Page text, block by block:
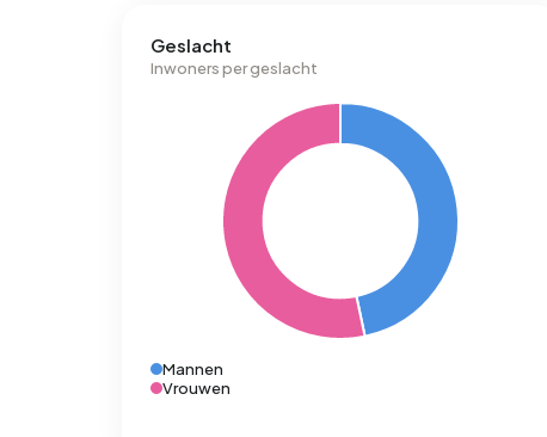
Geslacht
Inwoners per geslacht
Mannen
Vrouwen